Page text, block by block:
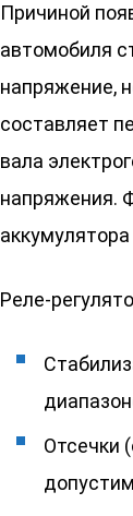
Причиной
автомобиля
напряжение,
составляет
вала
напряжения.
Реле-
Отсечки